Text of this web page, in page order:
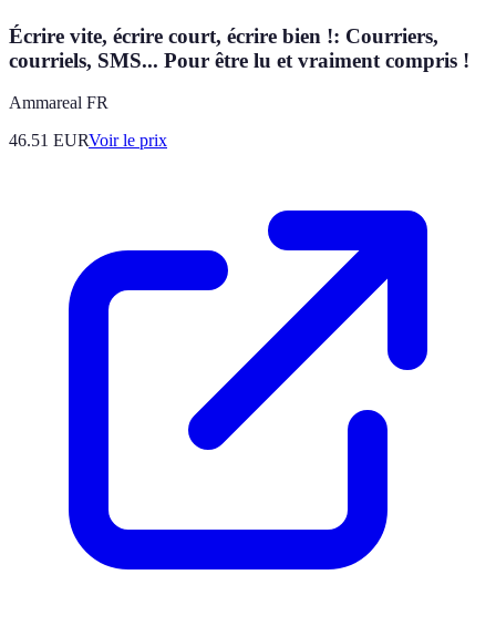
Écrire vite, écrire court, écrire bien !: Courriers,
courriels, SMS... Pour être lu et vraiment compris !
Ammareal FR
46.51 EURVoir le prix